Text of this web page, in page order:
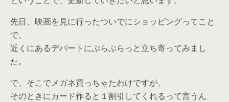
先日、映画を見に行ったついでにショッピングってこと
で、
近くにあるデパートにぶらぶらっと立ち寄ってみまし
た。
で、そこでメガネ買っちゃたわけですが、
そのときにカード作ると１割引してくれるって言うん